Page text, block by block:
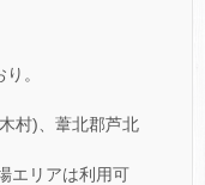
。
村)、葦北郡芦北
エリアは利用可